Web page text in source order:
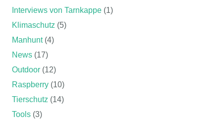
Interviews von Tarnkappe (1)
Klimaschutz (5)
Manhunt(4)
News (17)
Outdoor (12)
Raspberry (10)
Tierschutz (14)
Tools (3)